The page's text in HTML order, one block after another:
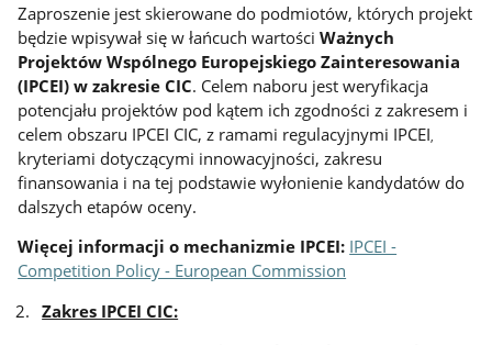
Zaproszenie jest skierowane do podmiotów, których projekt
będzie wpisywał się w łańcuch wartościWażnych
Projektów Wspólnego Europejskiego Zainteresowania
(IPCEI) w zakresie CIC. Celem naboru jest weryfikacja
potencjału projektów pod kątem ich zgodności z zakresem i
celem obszaru IPCEI CIC, z ramami regulacyjnymi IPCEI
kryteriami dotyczącymi innowacyjności, zakresu
finansowania i na tej podstawie wyłonienie kandydatów do
dalszych etapów oceny.
Więcej informacji o mechanizmie IPCEI: IPCEI -
Competition Policy - European Commission
Zakres IPCEI CIC: